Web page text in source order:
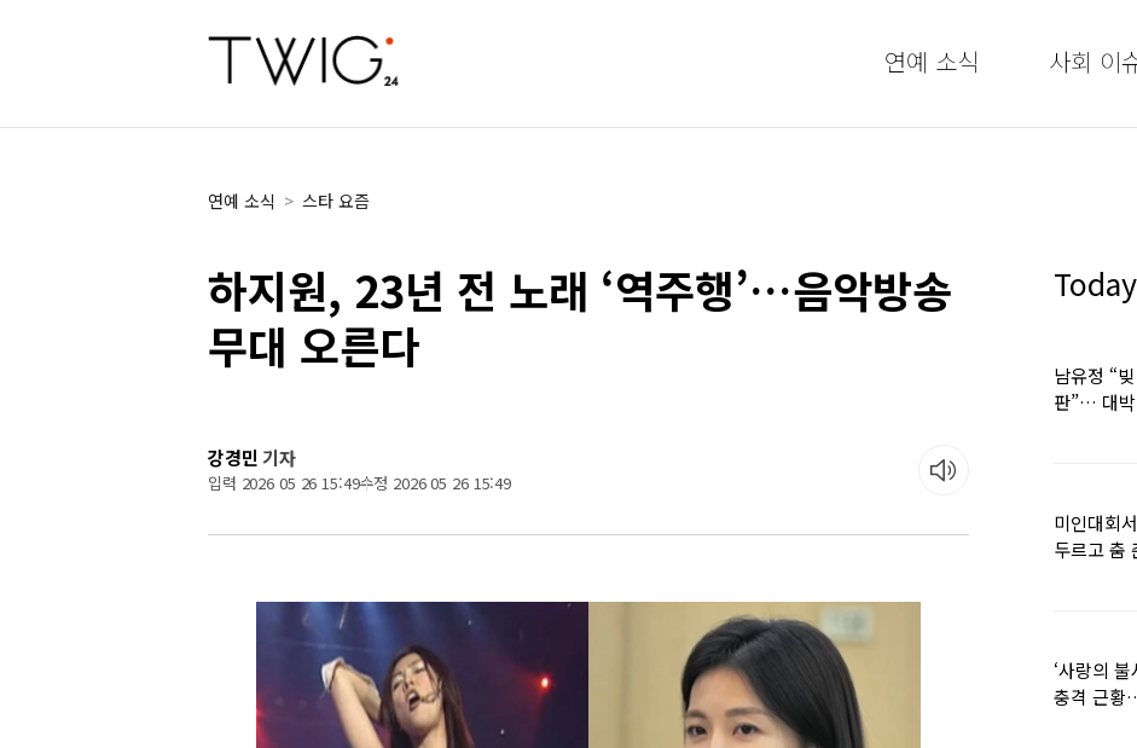
연예 소식 사회 이
연예 소식 > 스타 요즘
하지원, 23년 전 노래 ‘역주행’…음악방송
무대 오른다
강경민 기자
입력 2026 05 26 15:49수정 2026 05 26 15:49
Today
남유정 “
판”… 대박
미인대회
두르고 춤
‘사랑의
충격 근황